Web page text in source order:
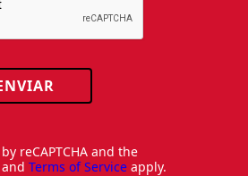
reCAPTCHA and the
and Terms of Service apply.